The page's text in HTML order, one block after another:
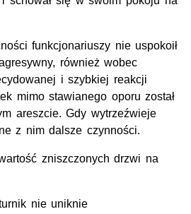
funkcjonariuszy nie uspokoił
również wobec
i szybkiej reakcji
mimo stawianego oporu został
areszcie. Gdy wytrzeźwieje
z nim dalsze czynności.
zniszczonych drzwi na
nie uniknie